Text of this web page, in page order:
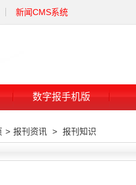
新闻CMS系统
数字报手机版
> 报刊资讯 > 报刊知识